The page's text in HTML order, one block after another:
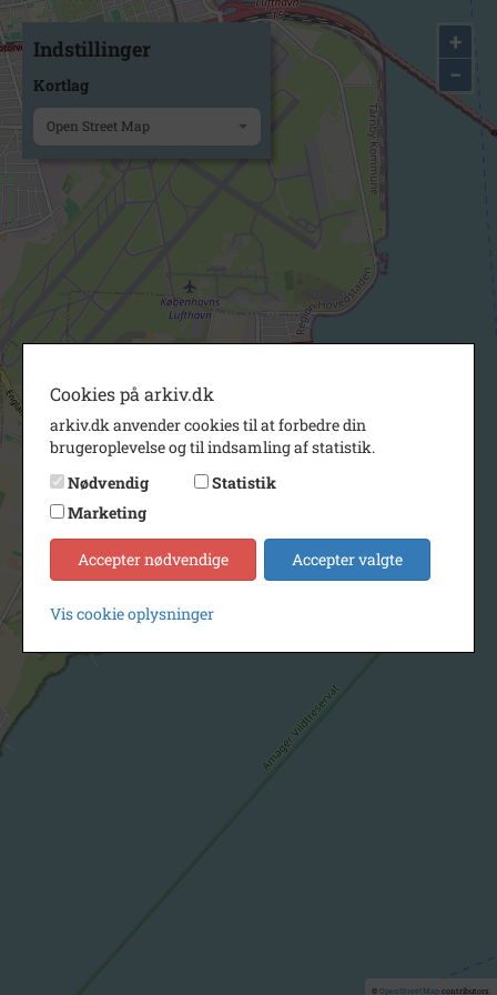
+
−
© OpenStreetMapcontributors.
Indstillinger
Kortlag
Open Street Map
Cookies på arkiv.dk
arkiv.dk anvender cookies til at forbedre din
brugeroplevelse og til indsamling af statistik.
Nødvendig
Statistik
Marketing
Accepter nødvendige Accepter valgte
Vis cookie oplysninger